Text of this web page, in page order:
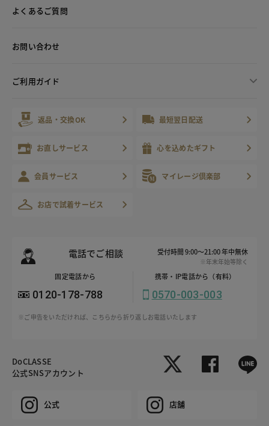
よくあるご質問
お問い合わせ
ご利用ガイド
返品・交換OK 最短翌日配送
お直しサービス 心を込めたギフト
会員サービス マイレージ倶楽部
お店で試着サービス
電話でご相談 受付時間 9:00～21:00 年中無休
※年末年始等除く
固定電話から
0120-178-788
携帯・IP電話から（有料）
0570-003-003
※ご申告をいただければ、こちらから折り返しお電話いたします
DoCLASSE
公式SNSアカウント
公式 店舗